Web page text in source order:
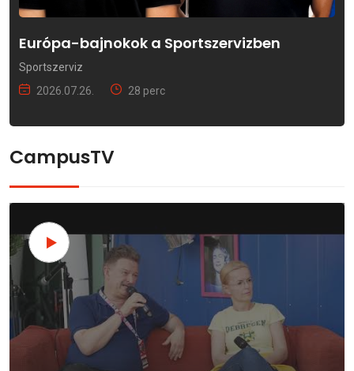
Európa-bajnokok a Sportszervizben
Sportszerviz
2026.07.26.
28 perc
CampusTV